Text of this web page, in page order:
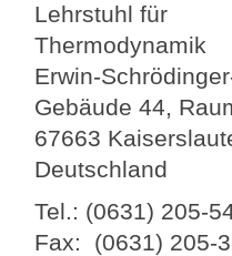
Lehrstuhl für
Thermodynamik
Erwin-
Gebäude 44,
67663
Deutschland
Tel.: (0631) 205-
Fax: (0631) 205-